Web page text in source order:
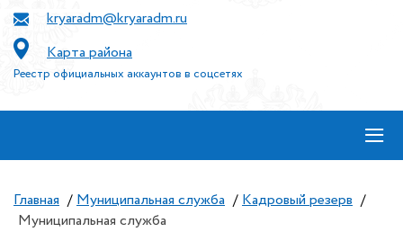
kryaradm@kryaradm.ru
Карта района
Реестр официальных аккаунтов в соцсетях
≡
Главная / Муниципальная служба / Кадровый резерв /
Муниципальная служба